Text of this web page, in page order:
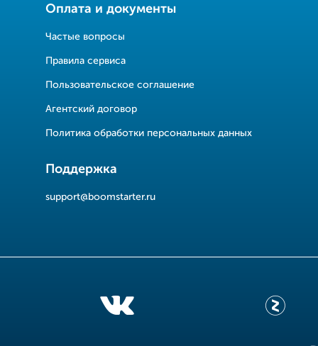
Оплата и документы
Частые вопросы
Правила сервиса
Пользовательское соглашение
Агентский договор
Политика обработки персональных данных
Поддержка
support@boomstarter.ru